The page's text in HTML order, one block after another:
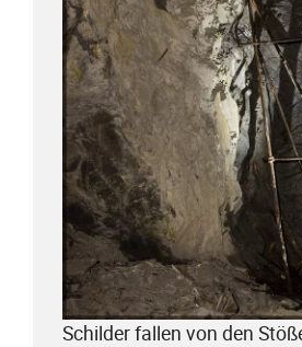
Schilder fallen von den